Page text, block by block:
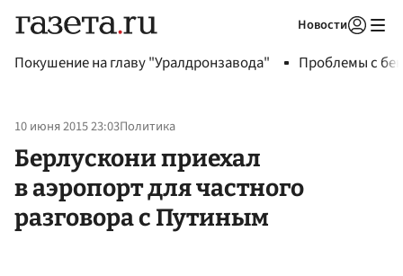
Новости
Покушение на главу "Уралдронзавода" Проблемы с
10 июня 2015 23:03Политика
Берлускони приехал
в аэропорт для частного
разговора с Путиным